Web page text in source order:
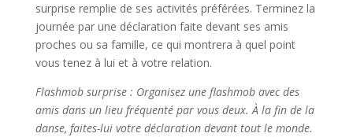
surprise remplie de ses activités préférées. Terminez la
journée par une déclaration faite devant ses amis
proches ou sa famille, ce qui montrera à quel point
vous tenez à lui et à votre relation.
Flashmob surprise : Organisez une flashmob avec des
amis dans un lieu fréquenté par vous deux. À la fin de la
danse, faites-lui votre déclaration devant tout le monde.